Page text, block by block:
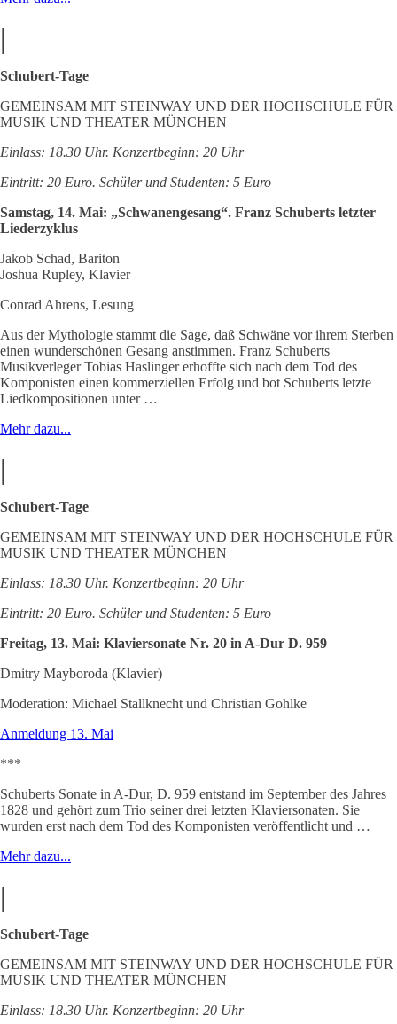
|
Schubert-Tage
GEMEINSAM MIT STEINWAY UND DER HOCHSCHULE FÜR
MUSIK UND THEATER MÜNCHEN
Einlass: 18.30 Uhr. Konzertbeginn: 20 Uhr
Eintritt: 20 Euro. Schüler und Studenten: 5 Euro
Samstag, 14. Mai: „Schwanengesang“. Franz Schuberts letzter
Liederzyklus
Jakob Schad, Bariton
Joshua Rupley, Klavier
Conrad Ahrens, Lesung
Aus der Mythologie stammt die Sage, daß Schwäne vor ihrem Sterben
einen wunderschönen Gesang anstimmen. Franz Schuberts
Musikverleger Tobias Haslinger erhoffte sich nach dem Tod des
Komponisten einen kommerziellen Erfolg und bot Schuberts letzte
Liedkompositionen unter …
Mehr dazu...
|
Schubert-Tage
GEMEINSAM MIT STEINWAY UND DER HOCHSCHULE FÜR
MUSIK UND THEATER MÜNCHEN
Einlass: 18.30 Uhr. Konzertbeginn: 20 Uhr
Eintritt: 20 Euro. Schüler und Studenten: 5 Euro
Freitag, 13. Mai: Klaviersonate Nr. 20 in A-Dur D. 959
Dmitry Mayboroda (Klavier)
Moderation: Michael Stallknecht und Christian Gohlke
Anmeldung 13. Mai
***
Schuberts Sonate in A-Dur, D. 959 entstand im September des Jahres
1828 und gehört zum Trio seiner drei letzten Klaviersonaten. Sie
wurden erst nach dem Tod des Komponisten veröffentlicht und …
Mehr dazu...
|
Schubert-Tage
GEMEINSAM MIT STEINWAY UND DER HOCHSCHULE FÜR
MUSIK UND THEATER MÜNCHEN
Einlass: 18.30 Uhr. Konzertbeginn: 20 Uhr